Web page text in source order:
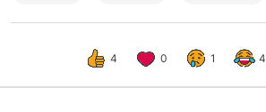
4 0 1 4